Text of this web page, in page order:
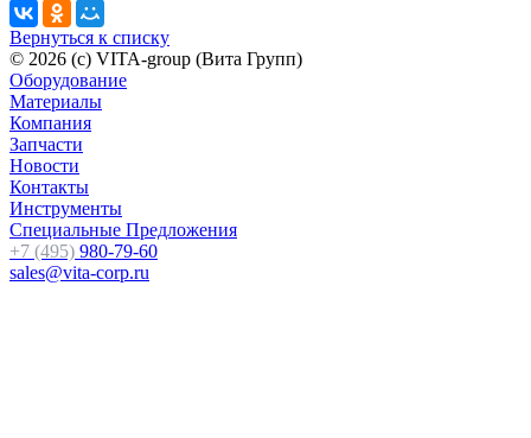
Вернуться к списку
© 2026 (c) VITA-group (Вита Групп)
Оборудование
Материалы
Компания
Запчасти
Новости
Контакты
Инструменты
Специальные Предложения
+7 (495) 980-79-60
sales@vita-corp.ru